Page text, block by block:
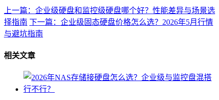
上一篇：企业级硬盘和监控级硬盘哪个好？性能差异与场景选
择指南 下一篇：企业级固态硬盘价格怎么选？2026年5月行情
与避坑指南
相关文章